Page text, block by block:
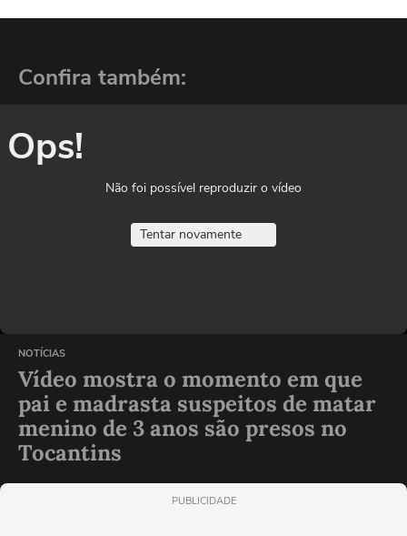
Confira também:
Ops!
Não foi possível reproduzir o vídeo
Tentar novamente
NOTÍCIAS
Vídeo mostra o momento em que
pai e madrasta suspeitos de matar
menino de 3 anos são presos no
Tocantins
PUBLICIDADE